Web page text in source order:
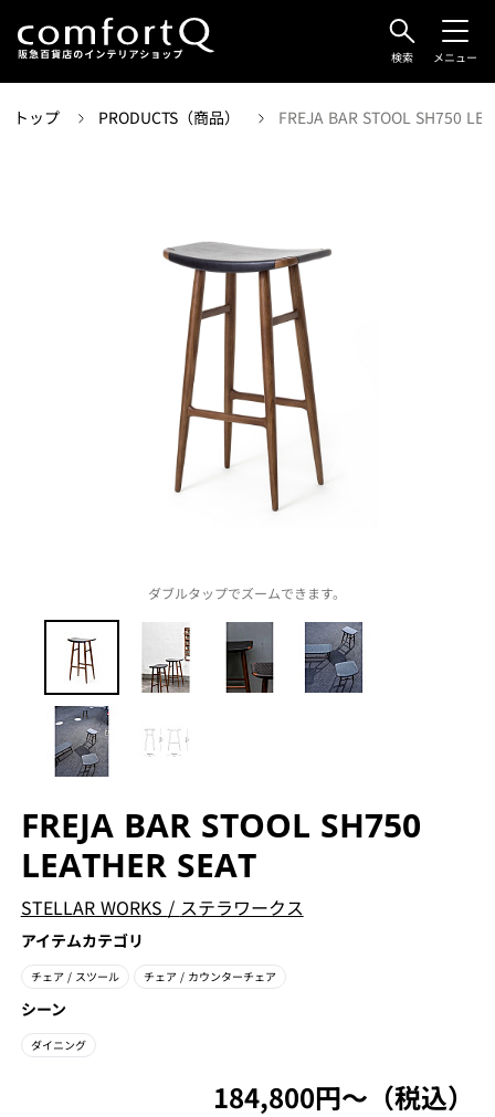
検索 メニュー
トップ PRODUCTS（商品） FREJA BAR STOOL SH750
ダブルタップでズームできます。
FREJA BAR STOOL SH750
LEATHER SEAT
STELLAR WORKS / ステラワークス
アイテムカテゴリ
チェア / スツール チェア / カウンターチェア
シーン
ダイニング
184,800円〜（税込）